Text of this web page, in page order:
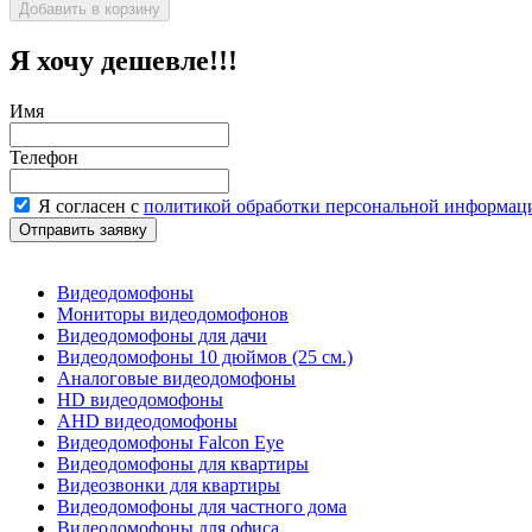
Я хочу дешевле!!!
Имя
Телефон
Я согласен с политикой обработки персональной
Видеодомофоны
Мониторы видеодомофонов
Видеодомофоны для дачи
Видеодомофоны 10 дюймов (25 см.)
Аналоговые видеодомофоны
HD видеодомофоны
AHD видеодомофоны
Видеодомофоны Falcon Eye
Видеодомофоны для квартиры
Видеозвонки для квартиры
Видеодомофоны для частного дома
Видеодомофоны для офиса